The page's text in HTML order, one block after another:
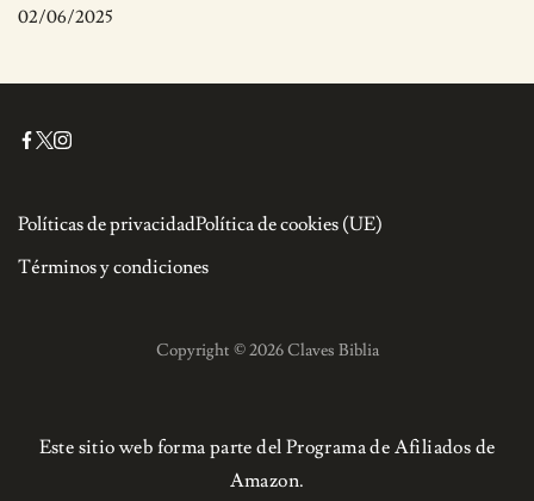
02/06/2025
Políticas de privacidadPolítica de cookies (UE)
Términos y condiciones
Copyright © 2026 Claves Biblia
Este sitio web forma parte del Programa de Afiliados de
Amazon.